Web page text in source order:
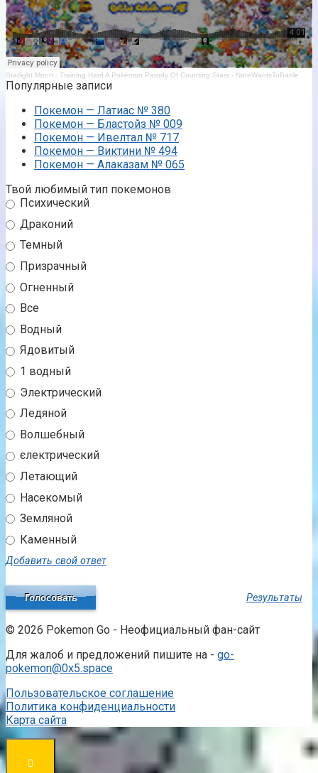
Starlight Moon · Training Hard A Pokémon Parody Of Counting Stars - NateWantsToBattle
Популярные записи
Покемон — Латиас № 380
Покемон — Бластойз № 009
Покемон — Ивелтал № 717
Покемон — Виктини № 494
Покемон — Алаказам № 065
Твой любимый тип покемонов
Психический
Драконий
Темный
Призрачный
Огненный
Все
Водный
Ядовитый
1 водный
Электрический
Ледяной
Волшебный
єлектрический
Летающий
Насекомый
Земляной
Каменный
Добавить свой ответ
Результаты
© 2026 Pokemon Go - Неофициальный фан-сайт
Для жалоб и предложений пишите на - go-
pokemon@0x5.space
Пользовательское соглашение
Политика конфиденциальности
Карта сайта